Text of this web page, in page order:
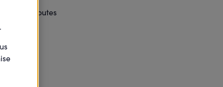
toutes